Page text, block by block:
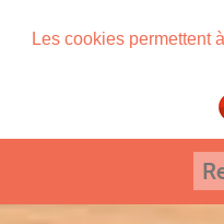
Les cookies permettent